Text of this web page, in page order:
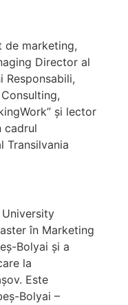
de marketing,
Director al
Responsabili,
și lector
cadrul
Transilvania
în Marketing
Bolyai și a
la
Este
Bolyai –